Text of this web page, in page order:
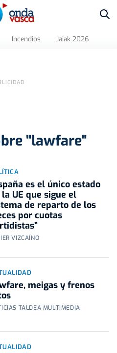
Incendios Jaiak 2026
"lawfare"
es el único estado
UE que sigue el
de reparto de los
por cuotas
VIZCAÍNO
meigas y frenos
TALDEA MULTIMEDIA